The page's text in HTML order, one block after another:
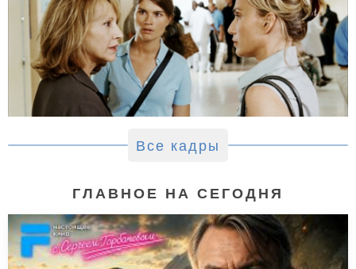
Все кадры
ГЛАВНОЕ НА СЕГОДНЯ